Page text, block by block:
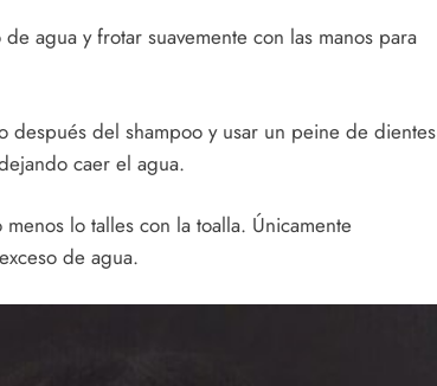
agua y frotar suavemente con las manos para
del shampoo y usar un peine de dientes
caer el agua.
lo talles con la toalla. Únicamente
de agua.